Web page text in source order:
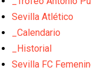
Sevilla Atlético
_Calendario
_Historial
Sevilla FC